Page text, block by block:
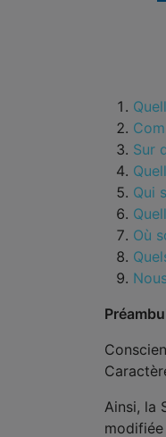
Sur
Qui
Où
Ainsi, la